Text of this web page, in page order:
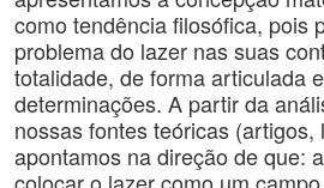
como tendência filosófica, pois
problema do lazer nas suas
totalidade, de forma articulada
determinações. A partir da
nossas fontes teóricas
apontamos na direção de que: